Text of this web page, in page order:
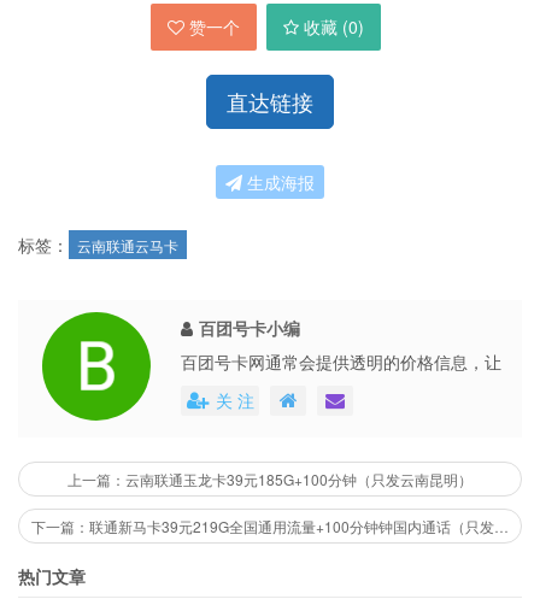
流量组合实用：25G 通用流量无定向限制，30G 定向流量覆
盖头条、腾讯系热门 APP，满足日常各类上网需求。
险，适合长期使用。
5G 高速网络
：支持 5G 网络，在有 5G 覆盖区域可享受高速
上网体验。
降低日常通信成本。
注意事项
赞一个 收藏 (0)
直达链接
生成海报
标签： 云南联通云马卡
百团号卡小编
百团号卡网通常会提供透明的价格信息，让
用户能够清楚地了解到每个号卡套餐的具体
费用。这些平台还会不定期地推出各种优惠
了市场的公平竞争。
关 注
上一篇：云南联通玉龙卡39元185G+100分钟（只发云南昆明）
热门文章